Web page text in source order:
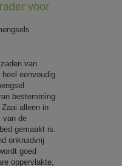
voor
van
eenvoudig
bestemming.
alleen in
van de
gemaakt is.
onkruidvrij
goed
oppervlakte,